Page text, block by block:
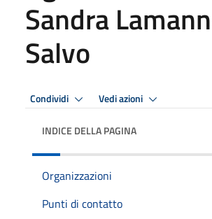
Sandra
Salvo
Condividi Vedi azioni
INDICE DELLA PAGINA
Organizzazioni
Punti di contatto